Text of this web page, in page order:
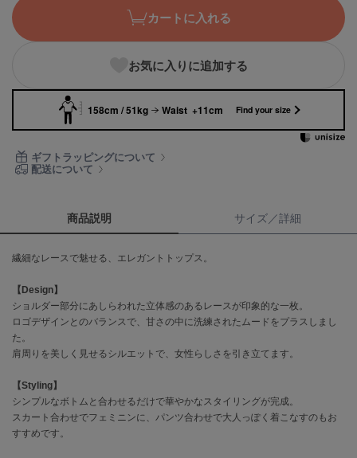
Barbour
バブアー
Calvin Klein
CELFORD
セロン
CODE A
コードエー
COLE HAAN
CONVERSE
コンバース
カートに入れる
お気に入りに追加する
158cm / 51kg Waist +11cm Find your size
ギフトラッピングについて
配送について
商品説明 サイズ／詳細
繊細なレースで魅せる、エレガントトップス。
【Design】
ショルダー部分にあしらわれた立体感のあるレースが印象的な一枚。
ロゴデザインとのバランスで、甘さの中に洗練されたムードをプラスしまし
た。
肩周りを美しく見せるシルエットで、女性らしさを引き立てます。
【Styling】
シンプルなボトムと合わせるだけで華やかなスタイリングが完成。
スカート合わせでフェミニンに、パンツ合わせで大人っぽく着こなすのもお
すすめです。